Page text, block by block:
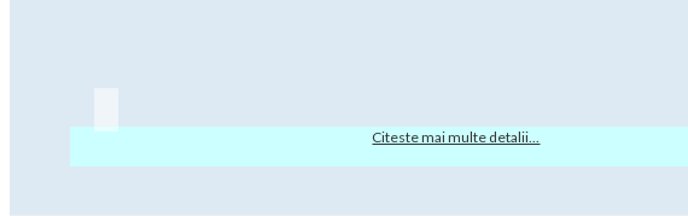
Citeste mai multe detalii...